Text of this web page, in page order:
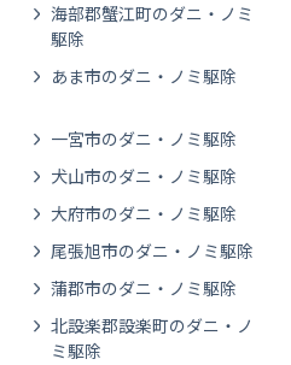
海部郡蟹江町のダニ・ノミ
駆除
あま市のダニ・ノミ駆除
一宮市のダニ・ノミ駆除
犬山市のダニ・ノミ駆除
大府市のダニ・ノミ駆除
尾張旭市のダニ・ノミ駆除
蒲郡市のダニ・ノミ駆除
北設楽郡設楽町のダニ・ノ
ミ駆除